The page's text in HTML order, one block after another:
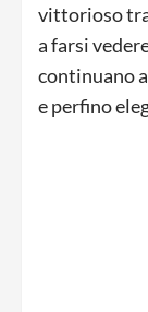
vittorioso
a farsi
continuano
e perfino